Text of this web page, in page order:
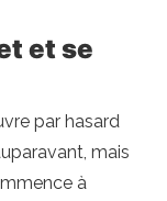
et se
par hasard
mais
à